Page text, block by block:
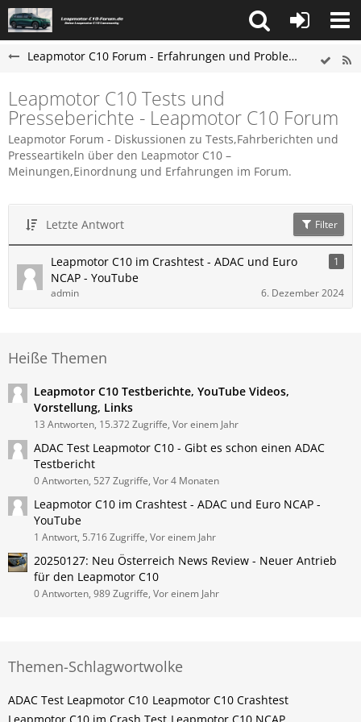
Leapmotor C10 Forum - Erfahrungen und Probleme
Leapmotor C10 Tests und
Presseberichte - Leapmotor C10 Forum
Leapmotor Forum - Diskussionen zu Tests,Fahrberichten und
Presseartikeln über den Leapmotor C10 –
Meinungen,Einordnung und Erfahrungen im Forum.
Letzte Antwort Filter
Leapmotor C10 im Crashtest - ADAC und Euro
NCAP - YouTube
1
admin 6. Dezember 2024
Heiße Themen
Leapmotor C10 Testberichte, YouTube Videos,
Vorstellung, Links
13 Antworten, 15.372 Zugriffe, Vor einem Jahr
ADAC Test Leapmotor C10 - Gibt es schon einen ADAC
Testbericht
0 Antworten, 527 Zugriffe, Vor 4 Monaten
Leapmotor C10 im Crashtest - ADAC und Euro NCAP -
YouTube
1 Antwort, 5.716 Zugriffe, Vor einem Jahr
20250127: Neu Österreich News Review - Neuer Antrieb
für den Leapmotor C10
0 Antworten, 989 Zugriffe, Vor einem Jahr
Themen-Schlagwortwolke
ADAC Test Leapmotor C10 Leapmotor C10 Crashtest